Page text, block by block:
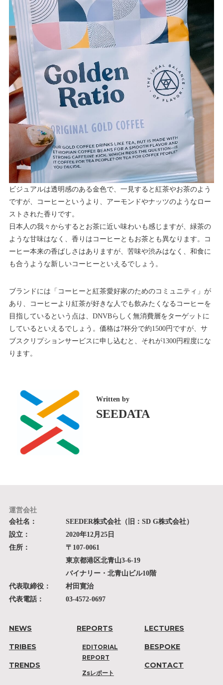
Written by
SEEDATA
ビジュアルは透明感のある金色で、一見すると紅茶やお茶のよう
ですが、コーヒーというより、アーモンドやナッツのようなロー
ストされた香りです。
日本人の我々からするとお茶に近い味わいも感じますが、緑茶の
ような甘味はなく、香りはコーヒーともお茶とも異なります。コ
ーヒー本来の香ばしさはありますが、苦味や渋みはなく、和食に
も合うような新しいコーヒーといえるでしょう。
ブランドには「コーヒーと紅茶愛好家のためのコミュニティ」が
あり、コーヒーより紅茶が好きな人でも飲みたくなるコーヒーを
目指しているという点は、DNVBらしく無消費層をターゲットに
しているといえるでしょう。価格は7杯分で約1500円ですが、サ
ブスクリプションサービスに申し込むと、それが1300円程度にな
ります。
運営会社
会社名：
SEEDER株式会社（旧：SD G株式会社）
設立：
2020年12月25日
住所：
〒107-0061
東京都港区北青山3-6-19
バイナリー・北青山ビル10階
代表取締役：
村田寛治
代表電話：
03-4572-0697
NEWS
TRIBES
TRENDS
REPORTS
EDITORIAL
REPORT
Zsレポート
LECTURES
BESPOKE
CONTACT